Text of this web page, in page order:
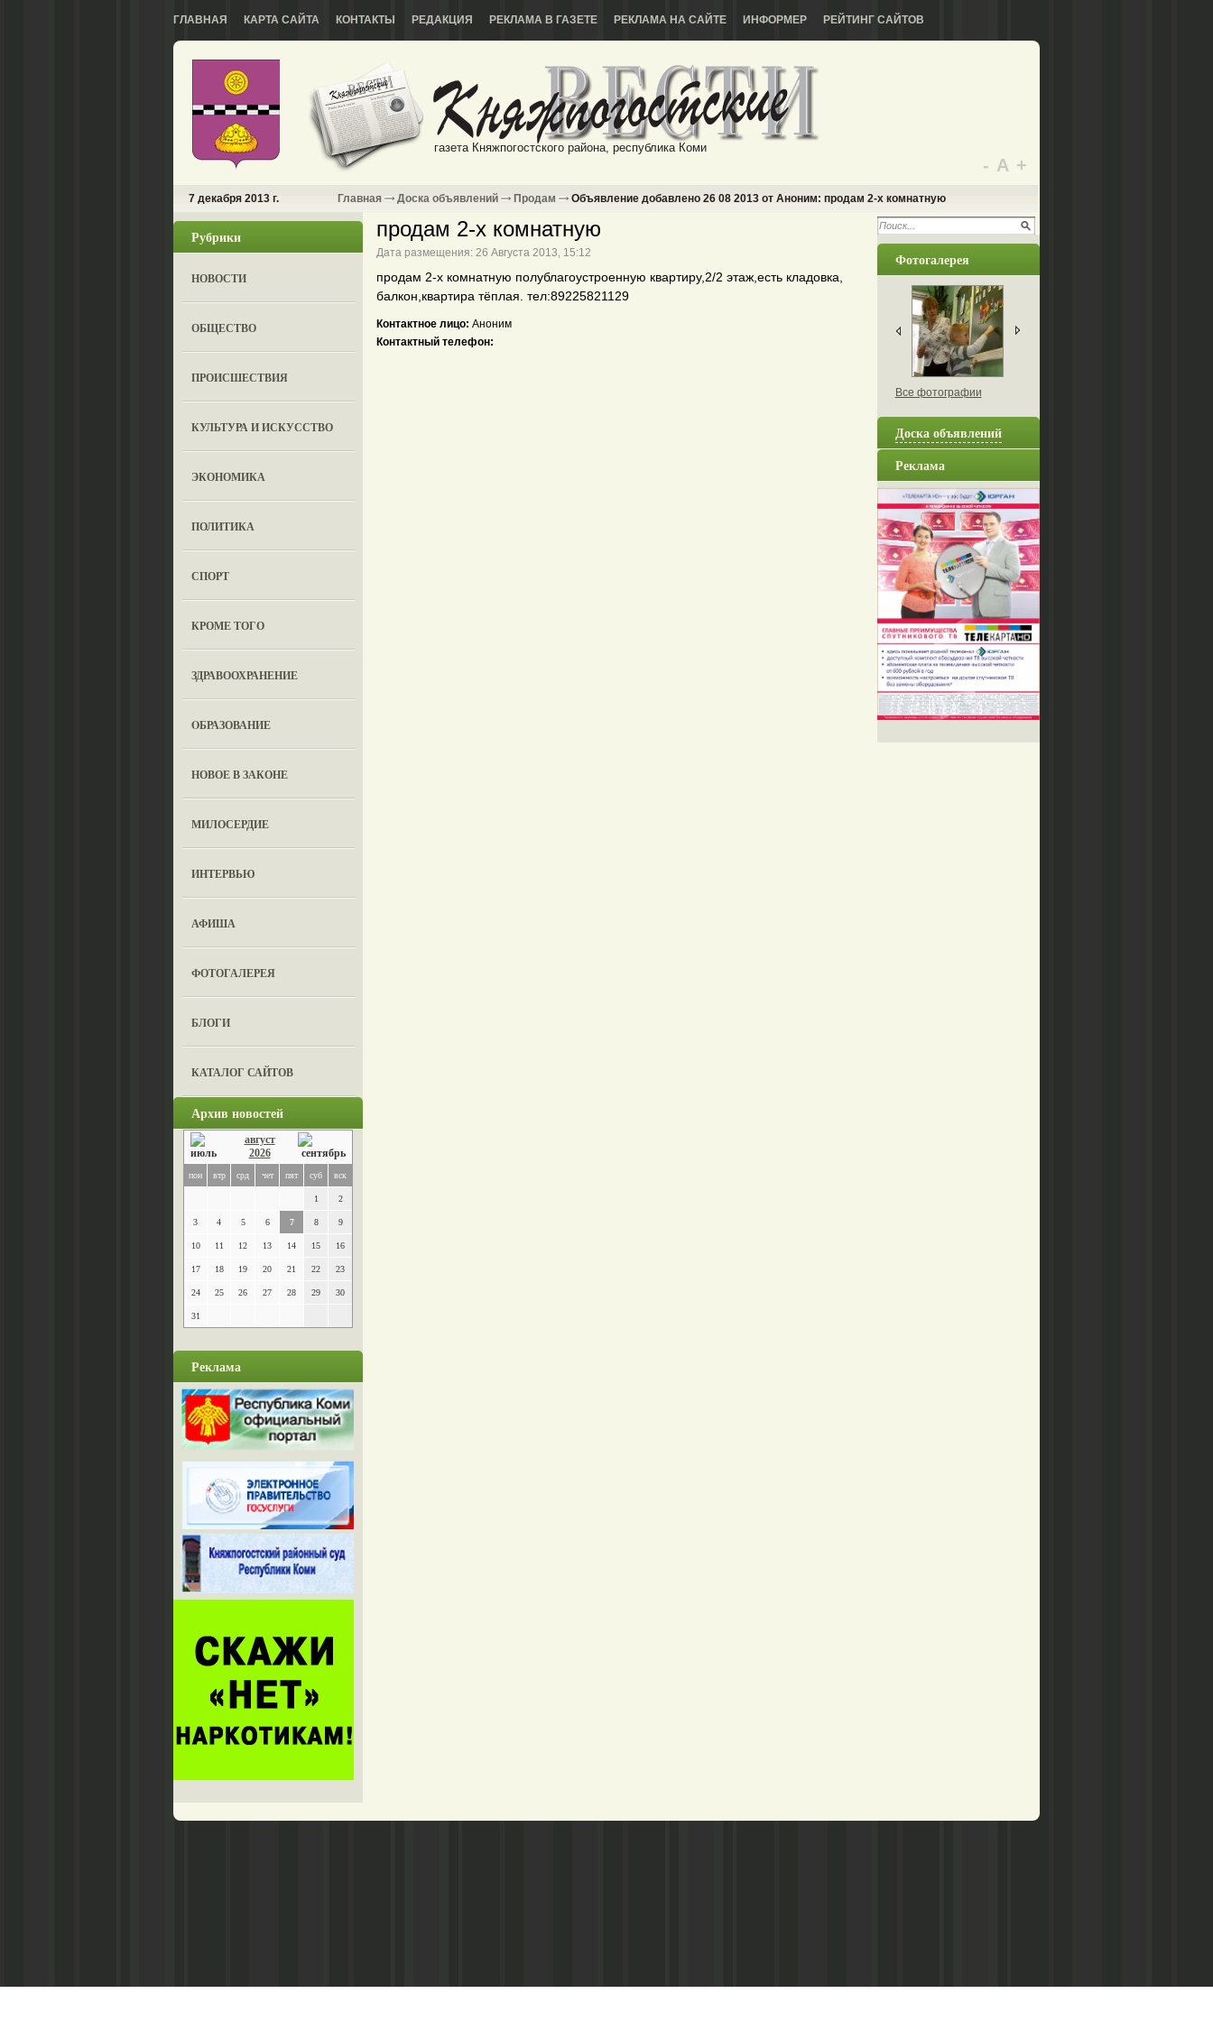
ГЛАВНАЯ КАРТА САЙТА КОНТАКТЫ РЕДАКЦИЯ РЕКЛАМА В ГАЗЕТЕ РЕКЛАМА НА САЙТЕ ИНФОРМЕР РЕЙТИНГ САЙТОВ
газета Княжпогостского района, республика Коми
- А +
7 декабря 2013 г. Главная Доска объявлений Продам Объявление добавлено 26 08 2013 от Аноним: продам 2-х комнатную
Рубрики
НОВОСТИ
ОБЩЕСТВО
ПРОИСШЕСТВИЯ
КУЛЬТУРА И ИСКУССТВО
ЭКОНОМИКА
ПОЛИТИКА
СПОРТ
КРОМЕ ТОГО
ЗДРАВООХРАНЕНИЕ
OБРАЗОВАНИЕ
НОВОЕ В ЗАКОНЕ
МИЛОСЕРДИЕ
ИНТЕРВЬЮ
АФИША
ФОТОГАЛЕРЕЯ
БЛОГИ
КАТАЛОГ САЙТОВ
Архив новостей
август
2026
пон втр срд чет пят суб вск
1 2
3 4 5 6 7 8 9
10 11 12 13 14 15 16
17 18 19 20 21 22 23
24 25 26 27 28 29 30
31
Реклама
продам 2-х комнатную
Дата размещения: 26 Августа 2013, 15:12
продам 2-х комнатную полублагоустроенную квартиру,2/2 этаж,есть кладовка,
балкон,квартира тёплая. тел:89225821129
Контактное лицо: Аноним
Контактный телефон:
Фотогалерея
Все фотографии
Доска объявлений
Реклама